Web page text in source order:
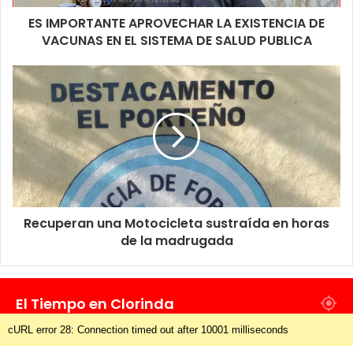
ES IMPORTANTE APROVECHAR LA EXISTENCIA DE
VACUNAS EN EL SISTEMA DE SALUD PUBLICA
Recuperan una Motocicleta sustraída en horas
de la madrugada
El Tiempo en Clorinda
cURL error 28: Connection timed out after 10001 milliseconds